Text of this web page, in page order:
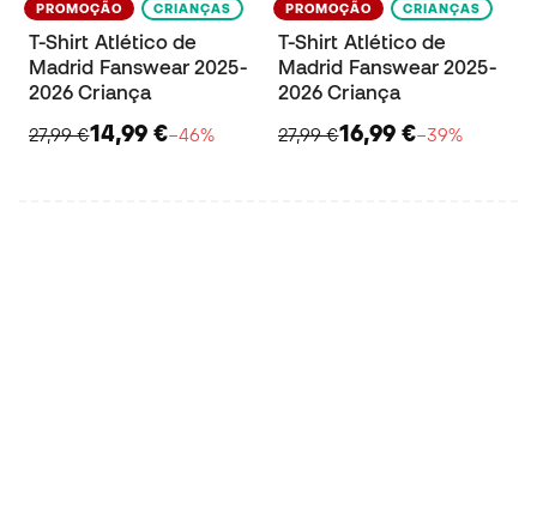
PROMOÇÃO CRIANÇAS
T-Shirt Atlético de
Madrid Fanswear 2025-
2026 Criança
27,99 €14,99 €−46%
PROMOÇÃO CRIANÇAS
T-Shirt Atlético de
Madrid Fanswear 2025-
2026 Criança
27,99 €16,99 €−39%